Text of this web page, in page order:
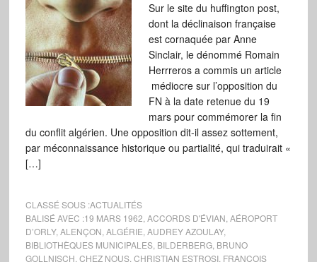
Sur le site du huffington post,
dont la déclinaison française
est cornaquée par Anne
Sinclair, le dénommé Romain
Herrreros a commis un article
médiocre sur l’opposition du
FN à la date retenue du 19
mars pour commémorer la fin
du conflit algérien. Une opposition dit-il assez sottement,
par méconnaissance historique ou partialité, qui traduirait «
[…]
CLASSÉ SOUS :ACTUALITÉS
BALISÉ AVEC :19 MARS 1962 ACCORDS D'ÉVIAN AÉROPORT
D’ORLY, ALENÇON ALGÉRIE AUDREY AZOULAY,
BIBLIOTHÈQUES MUNICIPALES, BILDERBERG, BRUNO
GOLLNISCH CHEZ NOUS, CHRISTIAN ESTROSI, FRANÇOIS